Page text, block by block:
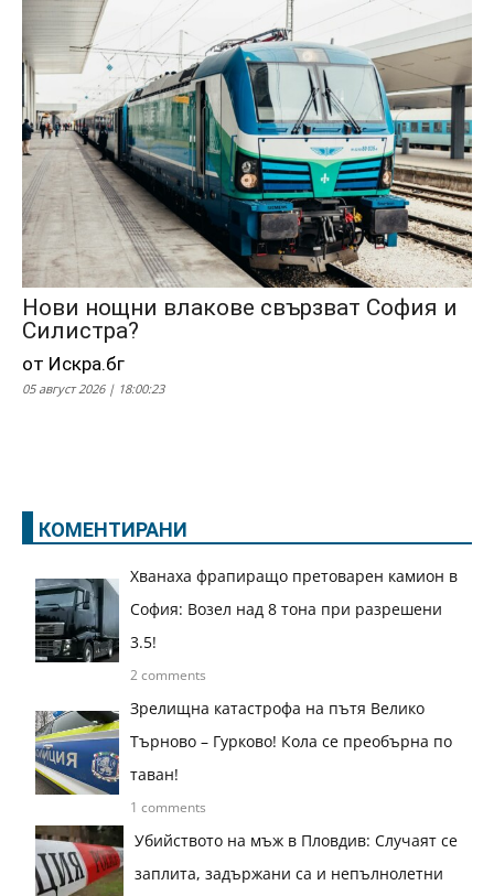
Нови нощни влакове свързват София и
Силистра?
от Искра.бг
05 август 2026 | 18:00:23
КОМЕНТИРАНИ
Хванаха фрапиращо претоварен камион в
София: Возел над 8 тона при разрешени
3.5!
2 comments
Зрелищна катастрофа на пътя Велико
Търново – Гурково! Кола се преобърна по
таван!
1 comments
Убийството на мъж в Пловдив: Случаят се
заплита, задържани са и непълнолетни